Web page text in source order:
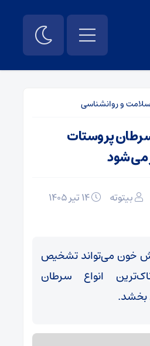
و روانشناسی
پروستات
می شود
بیتوته
خون می‌تواند تشخیص
انواع سرطان
بخشد.